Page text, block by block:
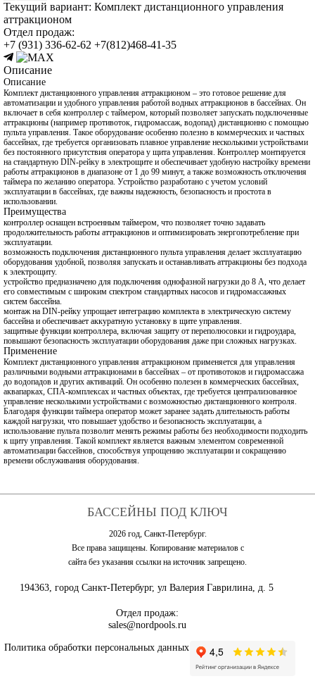
Текущий вариант: Комплект дистанционного управления
аттракционом
Отдел продаж:
+7 (931) 336-62-62 +7(812)468-41-35
Описание
Описание
Комплект дистанционного управления аттракционом – это готовое решение для
автоматизации и удобного управления работой водных аттракционов в бассейнах. Он
включает в себя контроллер с таймером, который позволяет запускать подключенные
аттракционы (например противоток, гидромассаж, водопад) дистанционно с помощью
пульта управления. Такое оборудование особенно полезно в коммерческих и частных
бассейнах, где требуется организовать плавное управление несколькими устройствами
без постоянного присутствия оператора у щита управления. Контроллер монтируется
на стандартную DIN-рейку в электрощите и обеспечивает удобную настройку времени
работы аттракционов в диапазоне от 1 до 99 минут, а также возможность отключения
таймера по желанию оператора. Устройство разработано с учетом условий
эксплуатации в бассейнах, где важны надежность, безопасность и простота в
использовании.
Преимущества
контроллер оснащен встроенным таймером, что позволяет точно задавать
продолжительность работы аттракционов и оптимизировать энергопотребление при
эксплуатации.
возможность подключения дистанционного пульта управления делает эксплуатацию
оборудования удобной, позволяя запускать и останавливать аттракционы без подхода
к электрощиту.
устройство предназначено для подключения однофазной нагрузки до 8 А, что делает
его совместимым с широким спектром стандартных насосов и гидромассажных
систем бассейна.
монтаж на DIN-рейку упрощает интеграцию комплекта в электрическую систему
бассейна и обеспечивает аккуратную установку в щите управления.
защитные функции контроллера, включая защиту от переполюсовки и гидроудара,
повышают безопасность эксплуатации оборудования даже при сложных нагрузках.
Применение
Комплект дистанционного управления аттракционом применяется для управления
различными водными аттракционами в бассейнах – от противотоков и гидромассажа
до водопадов и других активаций. Он особенно полезен в коммерческих бассейнах,
аквапарках, СПА-комплексах и частных объектах, где требуется централизованное
управление несколькими устройствами с возможностью дистанционного контроля.
Благодаря функции таймера оператор может заранее задать длительность работы
каждой нагрузки, что повышает удобство и безопасность эксплуатации, а
использование пульта позволит менять режимы работы без необходимости подходить
к щиту управления. Такой комплект является важным элементом современной
автоматизации бассейнов, способствуя упрощению эксплуатации и сокращению
времени обслуживания оборудования.
БАССЕЙНЫ ПОД КЛЮЧ
2026 год, Санкт-Петербург.
Все права защищены. Копирование материалов с
сайта без указания ссылки на источник запрещено.
194363, город Санкт-Петербург, ул Валерия Гаврилина, д. 5
Отдел продаж:
sales@nordpools.ru
Политика обработки персональных данных